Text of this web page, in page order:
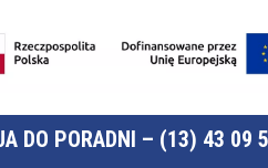
DO PORADNI – (13) 43 09